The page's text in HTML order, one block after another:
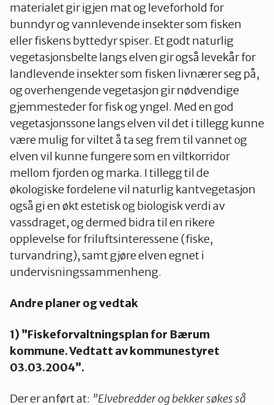
materialet gir igjen mat og leveforhold for
bunndyr og vannlevende insekter som fisken
eller fiskens byttedyr spiser. Et godt naturlig
vegetasjonsbelte langs elven gir også levekår for
landlevende insekter som fisken livnærer seg på,
og overhengende vegetasjon gir nødvendige
gjemmesteder for fisk og yngel. Med en god
vegetasjonssone langs elven vil det i tillegg kunne
være mulig for viltet å ta seg frem til vannet og
elven vil kunne fungere som en viltkorridor
mellom fjorden og marka. I tillegg til de
økologiske fordelene vil naturlig kantvegetasjon
også gi en økt estetisk og biologisk verdi av
vassdraget, og dermed bidra til en rikere
opplevelse for friluftsinteressene (fiske,
turvandring), samt gjøre elven egnet i
undervisningssammenheng.
Andre planer og vedtak
1) ”Fiskeforvaltningsplan for Bærum
kommune.Vedtatt av kommunestyret
03.03.2004”.
Der er anført at: ”Elvebredder og bekker søkes så